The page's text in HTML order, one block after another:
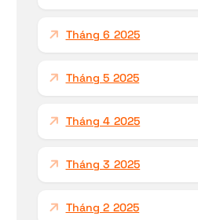
Tháng 6 2025
Tháng 5 2025
Tháng 4 2025
Tháng 3 2025
Tháng 2 2025